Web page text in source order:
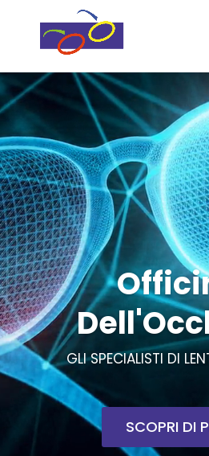
GLI SPECIALISTI DI
SCOPRI DI